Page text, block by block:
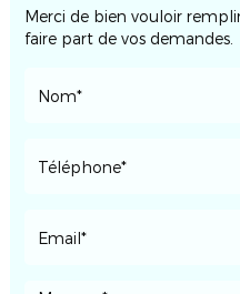
Merci de bien vouloir
faire part de vos demandes.